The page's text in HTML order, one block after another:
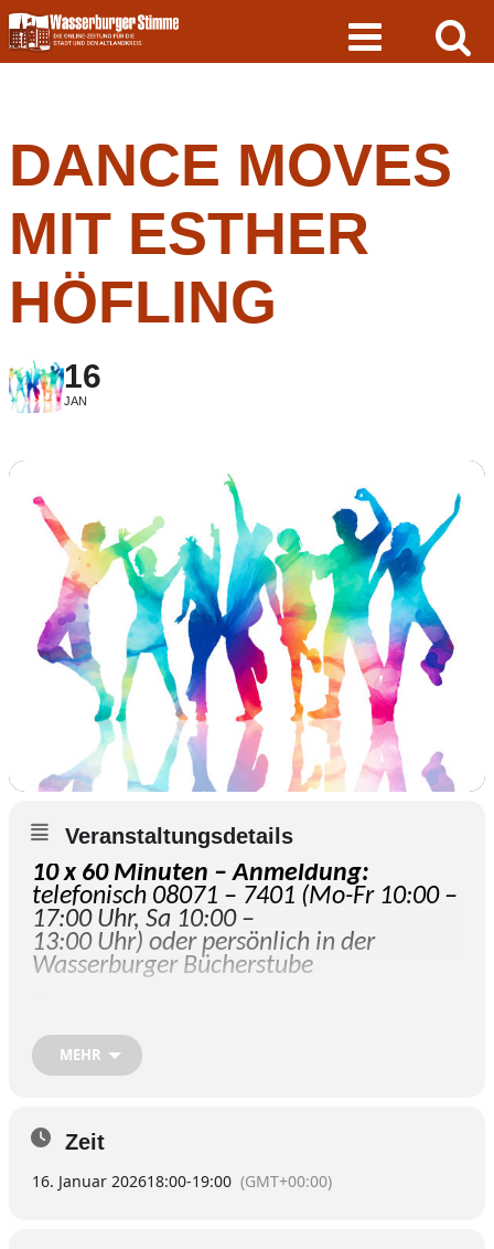
Skip
to
content
DANCE MOVES
MIT ESTHER
HÖFLING
16
JAN
Veranstaltungsdetails
10 x 60 Minuten – Anmeldung:
telefonisch 08071 – 7401 (Mo-Fr 10:00 –
17:00 Uhr, Sa 10:00 –
13:00 Uhr) oder persönlich in der
Wasserburger Bücherstube
Aiblinger-Platz 24,
Rückgebäude
Informationen unter
wasserburg-inn.de
MEHR
Zeit
16. Januar 202618:00-19:00 (GMT+00:00)